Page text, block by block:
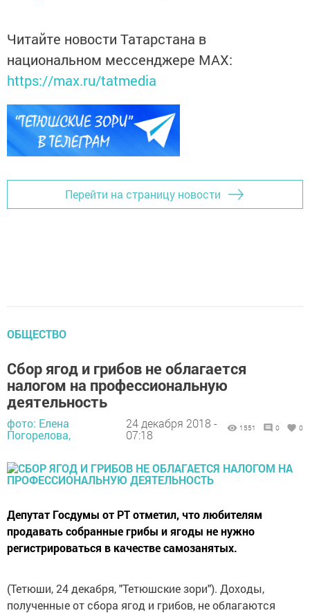
Читайте новости Татарстана в
национальном мессенджере MАХ:
https://max.ru/tatmedia
Перейти на страницу новости
ОБЩЕСТВО
Сбор ягод и грибов не облагается
налогом на профессиональную
деятельность
фото: Елена
Погорелова,
24 декабря 2018 -
07:18
1551 0 0
Депутат Госдумы от РТ отметил, что любителям
продавать собранные грибы и ягоды не нужно
регистрироваться в качестве самозанятых.
(Тетюши, 24 декабря, "Тетюшские зори"). Доходы,
полученные от сбора ягод и грибов, не облагаются